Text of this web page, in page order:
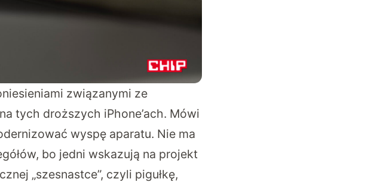
związanymi ze
tych droższych iPhone’ach. Mówi
wyspę aparatu. Nie ma
bo jedni wskazują na projekt
„szesnastce”, czyli pigułkę,